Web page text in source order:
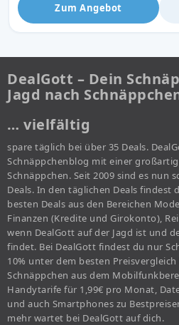
Zum Angebot
DealGott – Dein
Jagd nach
… vielfältig
spare täglich bei über 35 Deals.
Schnäppchenblog mit einer
Schnäppchen. Seit 2009 sind es nun
Deals. In den täglichen Deals findest
besten Deals aus den Bereichen
Finanzen (Kredite und Girokonto),
wenn DealGott auf der Jagd ist und
findet. Bei DealGott findest du nur
10% unter dem besten
Schnäppchen aus dem
Handytarife für 1,99€ pro Monat,
und auch Smartphones zu
mehr wartet bei DealGott auf dich.